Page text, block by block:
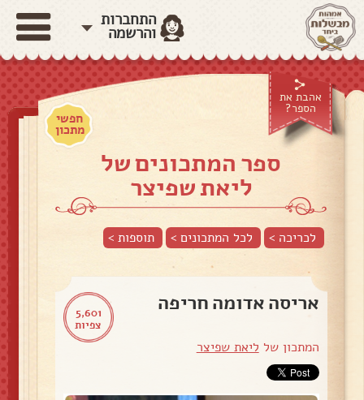
התחברות
והרשמה
אהבת את
הספר?
חפשי
מתכון
ספר המתכונים של
ליאת שפיצר
לכריכה > לכל המתכונים > תוספות>
5,601
צפיות
אריסה אדומה חריפה
המתכון של ליאת שפיצר